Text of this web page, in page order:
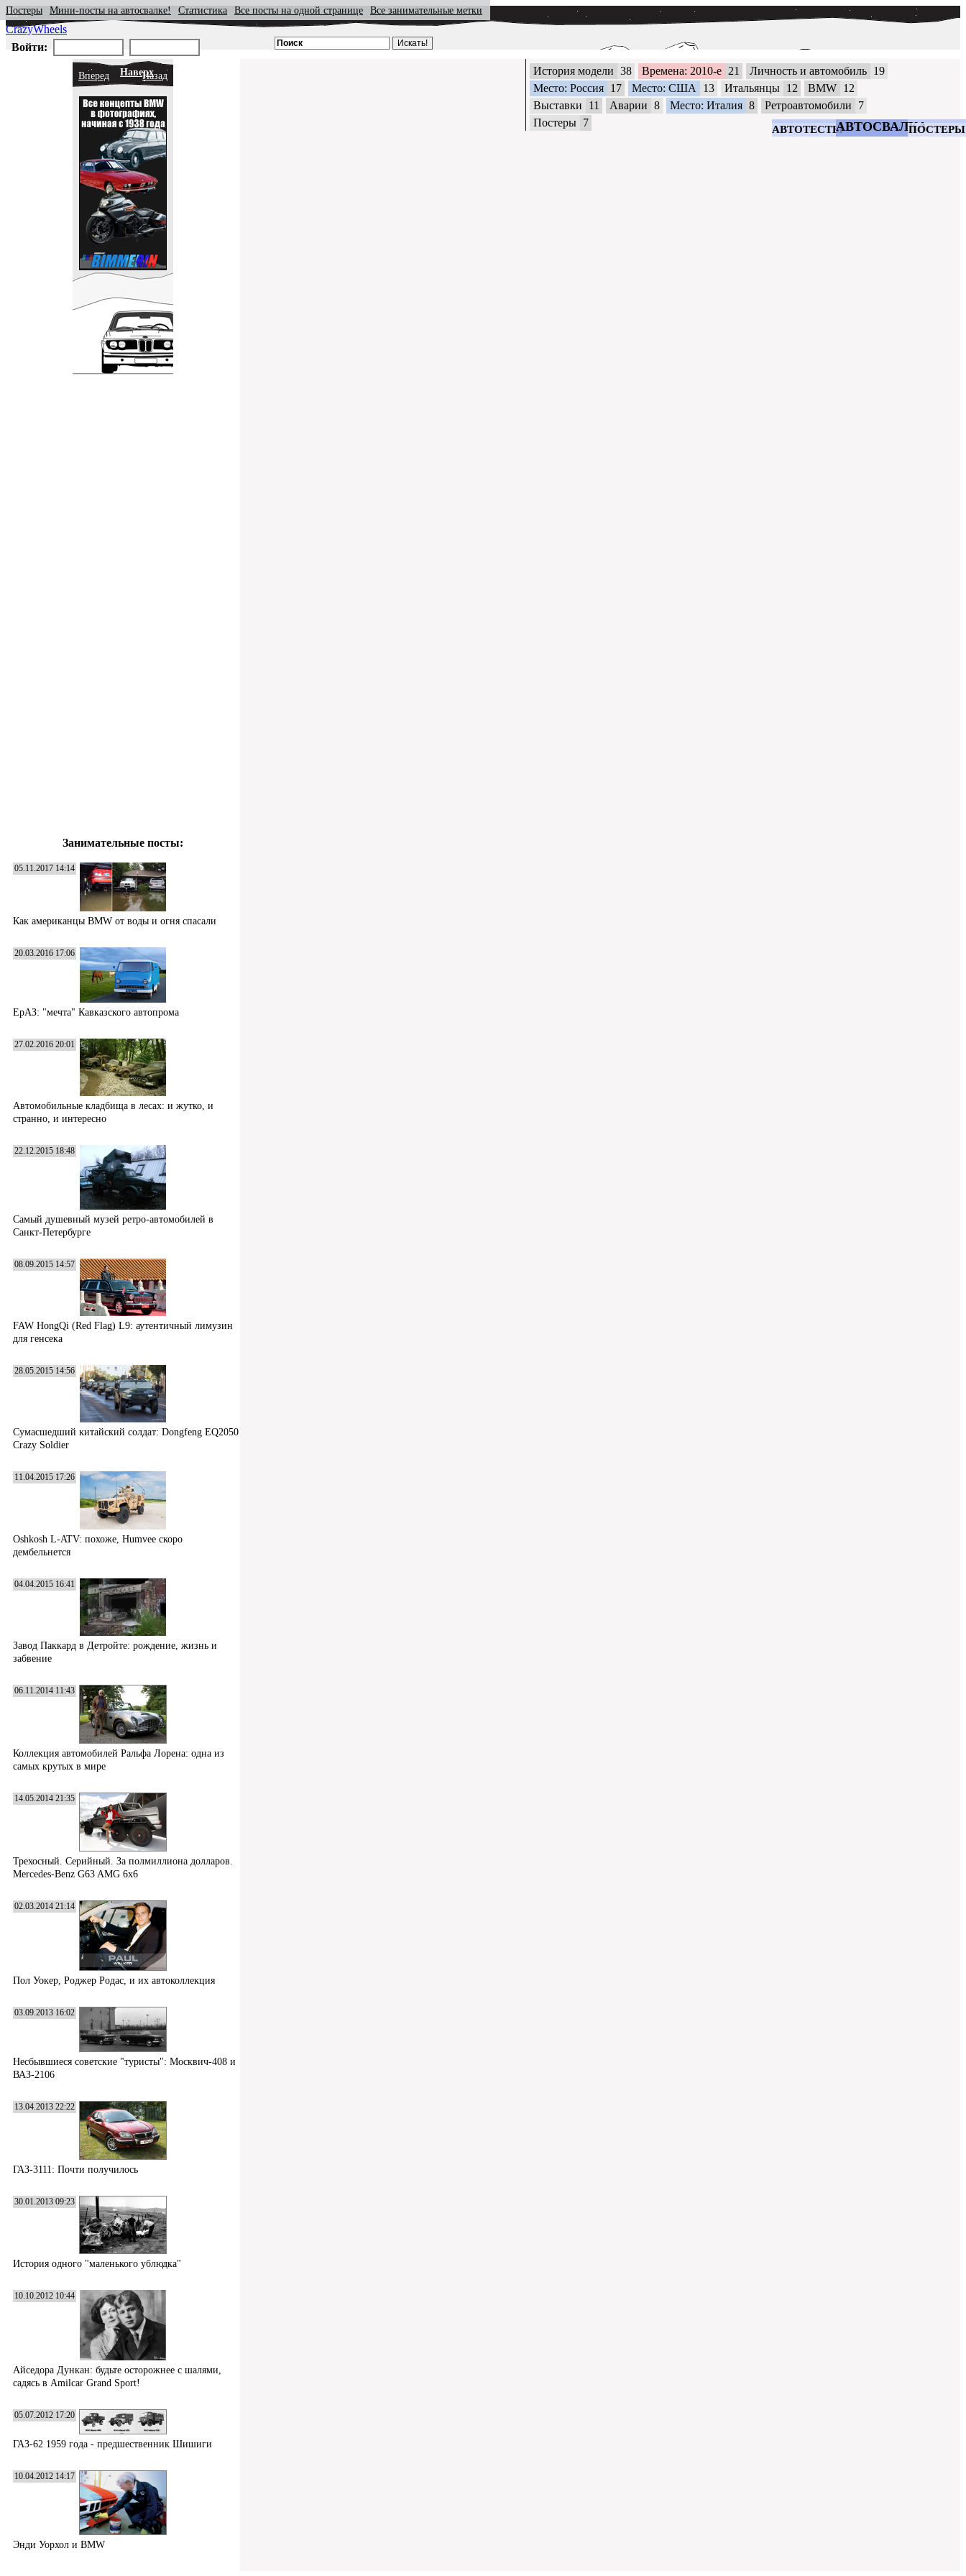
CrazyWheels
АВТОТЕСТЫАВТОСВАЛКАПОСТЕРЫ
Постеры Мини-посты на автосвалке! Статистика Все посты на одной странице Все занимательные метки
Войти:
Вперед НаверхНазад
Занимательные посты:
05.11.2017 14:14
Как американцы BMW от воды и огня спасали
20.03.2016 17:06
ЕрАЗ: "мечта" Кавказского автопрома
27.02.2016 20:01
Автомобильные кладбища в лесах: и жутко, и
странно, и интересно
22.12.2015 18:48
Самый душевный музей ретро-автомобилей в
Санкт-Петербурге
08.09.2015 14:57
FAW HongQi (Red Flag) L9: аутентичный лимузин
для генсека
28.05.2015 14:56
Сумасшедший китайский солдат: Dongfeng EQ2050
Crazy Soldier
11.04.2015 17:26
Oshkosh L-ATV: похоже, Humvee скоро
дембельнется
04.04.2015 16:41
Завод Паккард в Детройте: рождение, жизнь и
забвение
06.11.2014 11:43
Коллекция автомобилей Ральфа Лорена: одна из
самых крутых в мире
14.05.2014 21:35
Трехосный. Серийный. За полмиллиона долларов.
Mercedes-Benz G63 AMG 6x6
02.03.2014 21:14
Пол Уокер, Роджер Родас, и их автоколлекция
03.09.2013 16:02
Несбывшиеся советские "туристы": Москвич-408 и
ВАЗ-2106
13.04.2013 22:22
ГАЗ-3111: Почти получилось
30.01.2013 09:23
История одного "маленького ублюдка"
10.10.2012 10:44
Айседора Дункан: будьте осторожнее с шалями,
садясь в Amilcar Grand Sport!
05.07.2012 17:20
ГАЗ-62 1959 года - предшественник Шишиги
10.04.2012 14:17
Энди Уорхол и BMW
История модели 38 Времена: 2010-е 21 Личность и автомобиль
19
Место: Россия
17 Место: США 13 Итальянцы 12 BMW
12
Выставки
11 Аварии 8 Место: Италия 8 Ретроавтомобили
7
Постеры
7